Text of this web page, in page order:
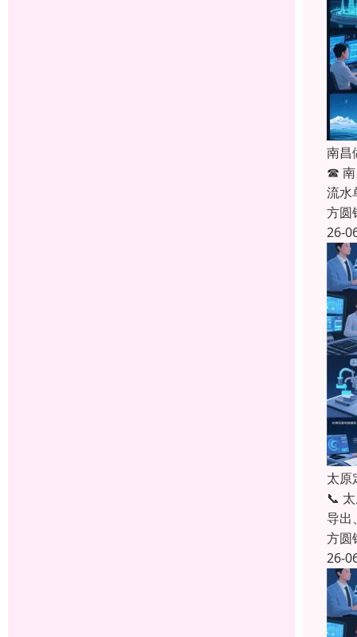
南昌
☎ 南
流水
方圆
26-
太原
📞
导出
方圆
26-